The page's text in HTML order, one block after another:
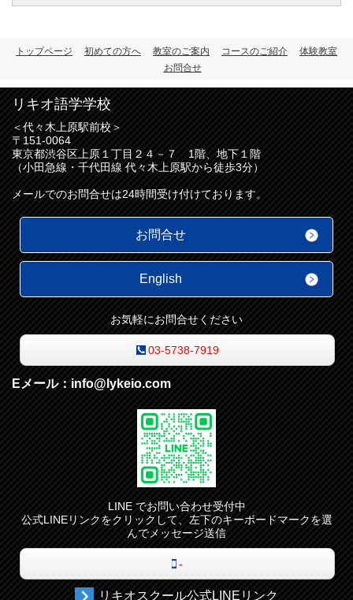
トップページ 初めての方へ 教室のご案内 コースのご紹介
体験教室
お問合せ
リキオ語学学校
＜代々木上原駅前校＞
〒151-0064
東京都渋谷区上原１丁目２４－７ 1階、地下１階
（小田急線・千代田線 代々木上原駅から徒歩3分）
メールでのお問合せは24時間受け付けております。
お問合せ
English
お気軽にお問合せください
03-5738-7919
Eメール：info@lykeio.com
LINE でお問い合わせ受付中
公式LINEリンクをクリックして、左下のキーボードマークを選
んでメッセージ送信
-
リキオスクール公式LINEリンク